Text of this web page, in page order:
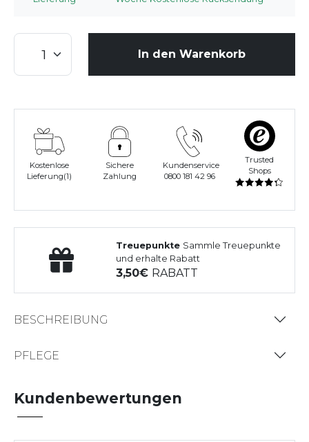
In den Warenkorb
Kostenlose
Lieferung(1)
Sichere
Zahlung
Kundenservice
0800 181 42 96
Trusted
Shops
Treuepunkte Sammle Treuepunkte
und erhalte Rabatt
3,50 RABATT
BESCHREIBUNG
PFLEGE
Kundenbewertungen